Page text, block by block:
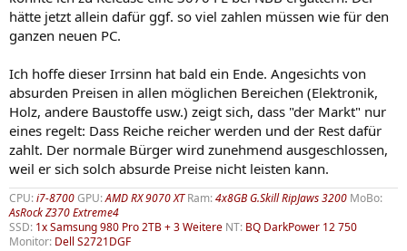
hätte jetzt allein dafür ggf. so viel zahlen müssen wie für den
ganzen neuen PC.
Ich hoffe dieser Irrsinn hat bald ein Ende. Angesichts von
absurden Preisen in allen möglichen Bereichen (Elektronik,
Holz, andere Baustoffe usw.) zeigt sich, dass "der Markt" nur
eines regelt: Dass Reiche reicher werden und der Rest dafür
zahlt. Der normale Bürger wird zunehmend ausgeschlossen,
weil er sich solch absurde Preise nicht leisten kann.
CPU:i7-8700GPU:AMD RX 9070 XTRam:4x8GB G.Skill RipJaws 3200 MoBo:
AsRock Z370 Extreme4
SSD: 1x Samsung 980 Pro 2TB + 3 Weitere NT: BQ DarkPower 12 750
Monitor: Dell S2721DGF